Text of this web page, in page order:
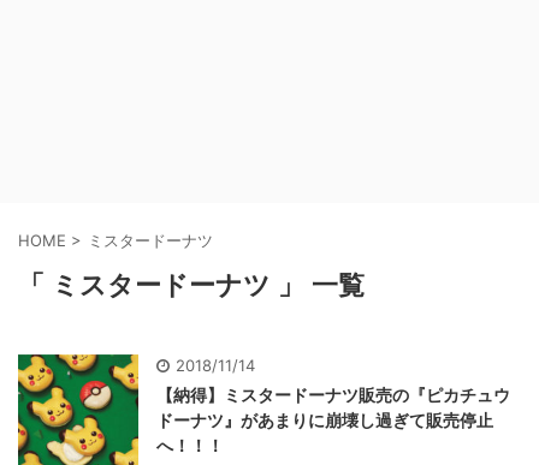
HOME > ミスタードーナツ
「 ミスタードーナツ 」 一覧
2018/11/14
【納得】ミスタードーナツ販売の『ピカチュウ
ドーナツ』があまりに崩壊し過ぎて販売停止
へ！！！